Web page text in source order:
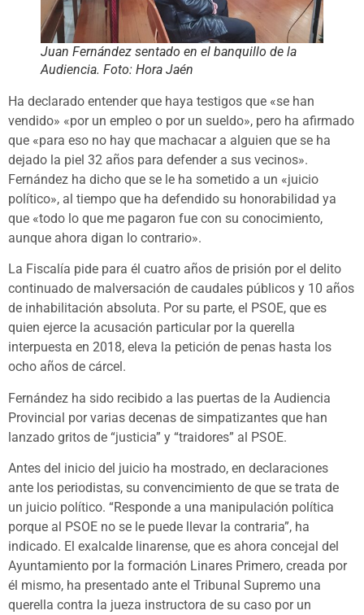
Juan Fernández sentado en el banquillo de la
Audiencia. Foto: Hora Jaén
Ha declarado entender que haya testigos que «se han
vendido» «por un empleo o por un sueldo», pero ha afirmado
que «para eso no hay que machacar a alguien que se ha
dejado la piel 32 años para defender a sus vecinos».
Fernández ha dicho que se le ha sometido a un «juicio
político», al tiempo que ha defendido su honorabilidad ya
que «todo lo que me pagaron fue con su conocimiento,
aunque ahora digan lo contrario».
La Fiscalía pide para él cuatro años de prisión por el delito
continuado de malversación de caudales públicos y 10 años
de inhabilitación absoluta. Por su parte, el PSOE, que es
quien ejerce la acusación particular por la querella
interpuesta en 2018, eleva la petición de penas hasta los
ocho años de cárcel.
Fernández ha sido recibido a las puertas de la Audiencia
Provincial por varias decenas de simpatizantes que han
lanzado gritos de “justicia” y “traidores” al PSOE.
Antes del inicio del juicio ha mostrado, en declaraciones
ante los periodistas, su convencimiento de que se trata de
un juicio político. “Responde a una manipulación política
porque al PSOE no se le puede llevar la contraria”, ha
indicado. El exalcalde linarense, que es ahora concejal del
Ayuntamiento por la formación Linares Primero, creada por
él mismo, ha presentado ante el Tribunal Supremo una
querella contra la jueza instructora de su caso por un